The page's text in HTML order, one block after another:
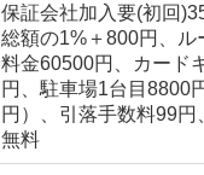
保証会社加入要(初回
総額の1%＋800円、ル
料金60500円、カード
円、駐車場1台目8800
円）、引落手数料99円
無料